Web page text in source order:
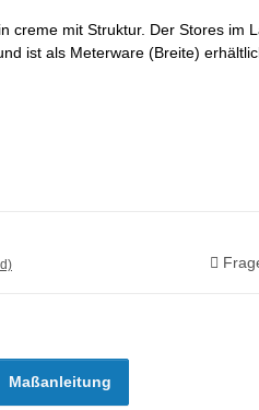
creme mit Struktur. Der Stores im
ist als Meterware (Breite)
Maßanleitung